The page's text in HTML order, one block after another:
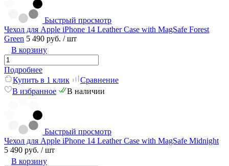
Быстрый просмотр
Чехол для Apple iPhone 14 Leather Case with MagSafe Forest
Green 5 490 руб. / шт
В корзину
Подробнее
Купить в 1 клик
Сравнение
В избранное
В наличии
Быстрый просмотр
Чехол для Apple iPhone 14 Leather Case with MagSafe Midnight
5 490 руб. / шт
В корзину